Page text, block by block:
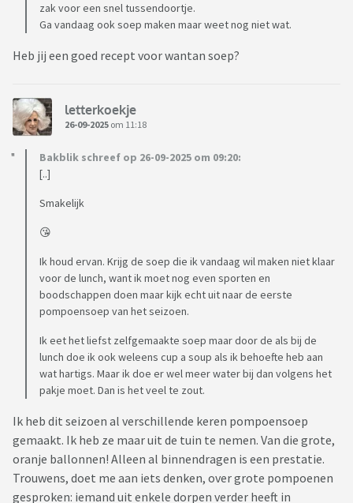
zak voor een snel tussendoortje.
Ga vandaag ook soep maken maar weet nog niet wat.
Heb jij een goed recept voor wantan soep?
letterkoekje
26-09-2025 om 11:18
Bakblik schreef op 26-09-2025 om 09:20:
[..]
Smakelijk
😘
Ik houd ervan. Krijg de soep die ik vandaag wil maken niet klaar
voor de lunch, want ik moet nog even sporten en
boodschappen doen maar kijk echt uit naar de eerste
pompoensoep van het seizoen.
Ik eet het liefst zelfgemaakte soep maar door de als bij de
lunch doe ik ook weleens cup a soup als ik behoefte heb aan
wat hartigs. Maar ik doe er wel meer water bij dan volgens het
pakje moet. Dan is het veel te zout.
Ik heb dit seizoen al verschillende keren pompoensoep
gemaakt. Ik heb ze maar uit de tuin te nemen. Van die grote,
oranje ballonnen! Alleen al binnendragen is een prestatie.
Trouwens, doet me aan iets denken, over grote pompoenen
gesproken: iemand uit enkele dorpen verder heeft in